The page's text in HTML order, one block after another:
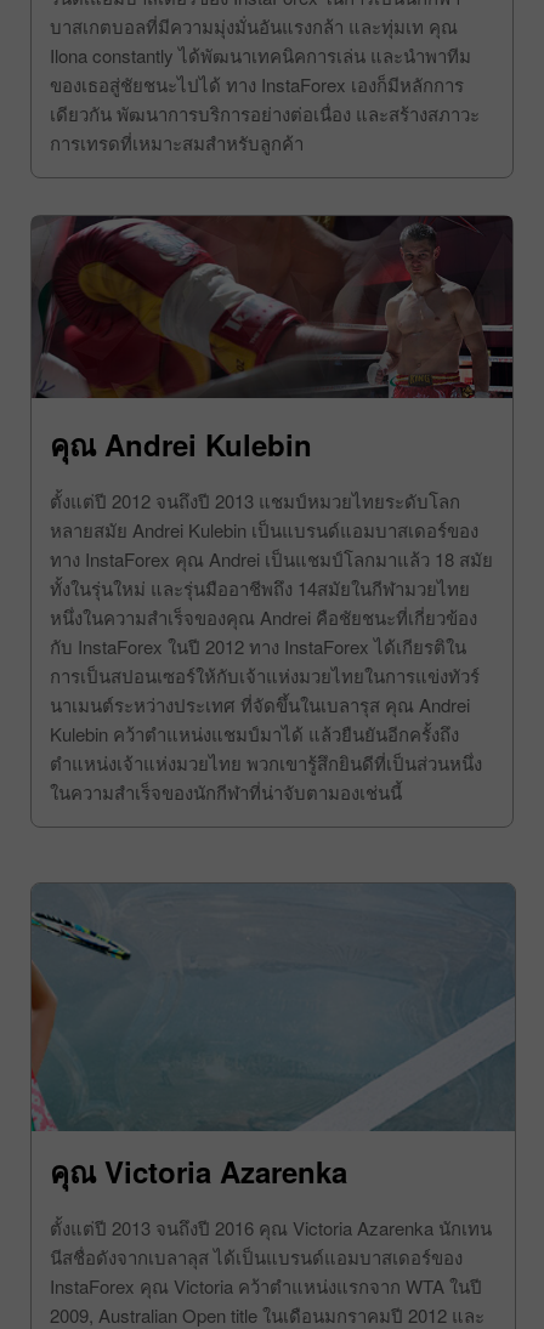
บาสเกตบอลที่มีความมุ่งมั่นอันแรงกล้า และทุ่มเท คุณ
Ilona constantly ได้พัฒนาเทคนิคการเล่น และนำพาทีม
ของเธอสู่ชัยชนะไปได้ ทาง InstaForex เองก็มีหลักการ
เดียวกัน พัฒนาการบริการอย่างต่อเนื่อง และสร้างสภาวะ
การเทรดที่เหมาะสมสำหรับลูกค้า
คุณ Andrei Kulebin
ตั้งแต่ปี 2012 จนถึงปี 2013 แชมป์หมวยไทยระดับโลก
หลายสมัย Andrei Kulebin เป็นแบรนด์แอมบาสเดอร์ของ
ทาง InstaForex คุณ Andrei เป็นแชมป์โลกมาแล้ว 18 สมัย
ทั้งในรุ่นใหม่ และรุ่นมืออาชีพถึง 14สมัยในกีฬามวยไทย
หนึ่งในความสำเร็จของคุณ Andrei คือชัยชนะที่เกี่ยวข้อง
กับ InstaForex ในปี 2012 ทาง InstaForex ได้เกียรติใน
การเป็นสปอนเซอร์ให้กับเจ้าแห่งมวยไทยในการแข่งทัวร์
นาเมนต์ระหว่างประเทศ ที่จัดขึ้นในเบลารุส คุณ Andrei
Kulebin คว้าตำแหน่งแชมป์มาได้ แล้วยืนยันอีกครั้งถึง
ตำแหน่งเจ้าแห่งมวยไทย พวกเขารู้สึกยินดีที่เป็นส่วนหนึ่ง
ในความสำเร็จของนักกีฬาที่น่าจับตามองเช่นนี้
คุณ Victoria Azarenka
ตั้งแต่ปี 2013 จนถึงปี 2016 คุณ Victoria Azarenka นักเทน
นีสชื่อดังจากเบลาลุส ได้เป็นแบรนด์แอมบาสเดอร์ของ
InstaForex คุณ Victoria คว้าตำแหน่งแรกจาก WTA ในปี
2009, Australian Open title ในเดือนมกราคมปี 2012 และ